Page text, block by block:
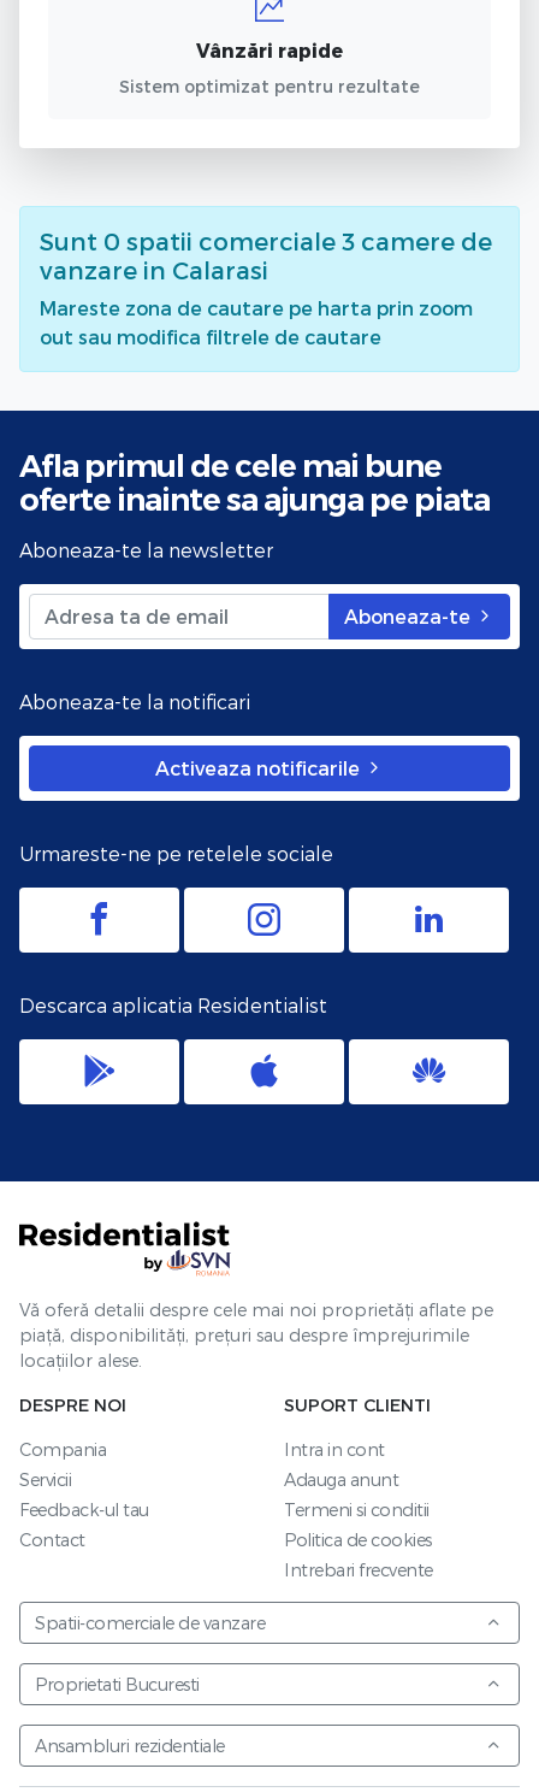
Vânzări rapide
Sistem optimizat pentru rezultate
Sunt 0 spatii comerciale 3 camere de
vanzare in Calarasi
Mareste zona de cautare pe harta prin zoom
out sau modifica filtrele de cautare
Afla primul de cele mai bune
oferte inainte sa ajunga pe piata
Aboneaza-te la newsletter
Aboneaza-te
Aboneaza-te la notificari
Activeaza notificarile
Urmareste-ne pe retelele sociale
Descarca aplicatia Residentialist
Vă oferă detalii despre cele mai noi proprietăți aflate pe
piață, disponibilități, prețuri sau despre împrejurimile
locațiilor alese.
DESPRE NOI
Compania
Servicii
Feedback-ul tau
Contact
SUPORT CLIENTI
Intra in cont
Adauga anunt
Termeni si conditii
Politica de cookies
Intrebari frecvente
Spatii-comerciale de vanzare
Proprietati Bucuresti
Ansambluri rezidentiale